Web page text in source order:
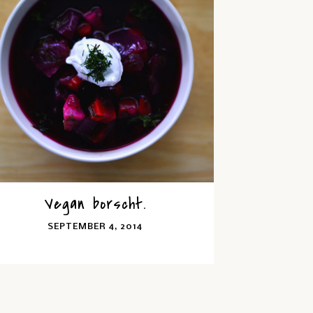
Vegan borscht.
SEPTEMBER 4, 2014